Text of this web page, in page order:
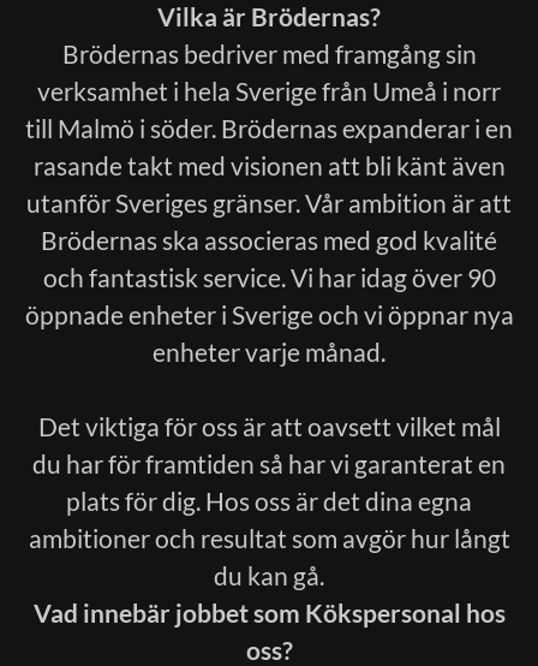
Vilka är Brödernas?
Brödernas bedriver med framgång sin
verksamhet i hela Sverige från Umeå i norr
till Malmö i söder. Brödernas expanderar i en
rasande takt med visionen att bli känt även
utanför Sveriges gränser. Vår ambition är att
Brödernas ska associeras med god kvalité
och fantastisk service. Vi har idag över 90
öppnade enheter i Sverige och vi öppnar nya
enheter varje månad.
Det viktiga för oss är att oavsett vilket mål
du har för framtiden så har vi garanterat en
plats för dig. Hos oss är det dina egna
ambitioner och resultat som avgör hur långt
du kan gå.
Vad innebär jobbet som Kökspersonal hos
oss?